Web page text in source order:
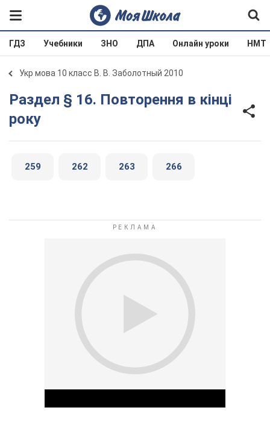
ГДЗ Учебники ЗНО ДПА Онлайн уроки НМТ
Укр мова 10 класс В. В. Заболотный 2010
Раздел § 16. Повторення в кінці
року
259 262 263 266